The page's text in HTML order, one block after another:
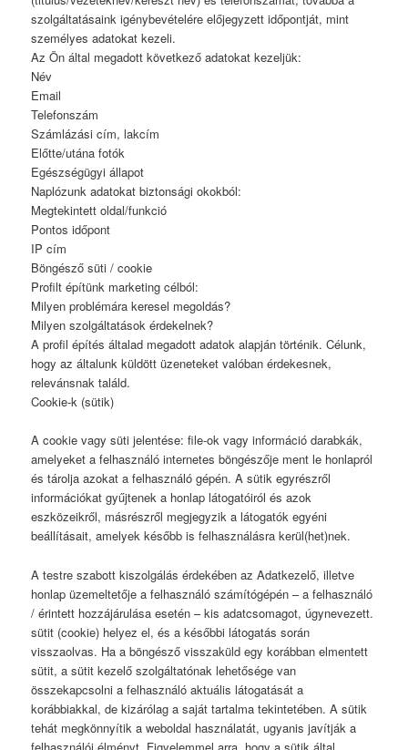
szolgáltatásaink igénybevételére előjegyzett időpontját, mint
személyes adatokat kezeli.
Az Ön által megadott következő adatokat kezeljük:
Név
Email
Telefonszám
Számlázási cím, lakcím
Előtte/utána fotók
Egészségügyi állapot
Naplózunk adatokat biztonsági okokból:
Megtekintett oldal/funkció
Pontos időpont
IP cím
Böngésző süti / cookie
Profilt építünk marketing célból:
Milyen problémára keresel megoldás?
Milyen szolgáltatások érdekelnek?
A profil építés általad megadott adatok alapján történik. Célunk,
hogy az általunk küldött üzeneteket valóban érdekesnek,
relevánsnak találd.
Cookie-k (sütik)
A cookie vagy süti jelentése: file-ok vagy információ darabkák,
amelyeket a felhasználó internetes böngészője ment le honlapról
és tárolja azokat a felhasználó gépén. A sütik egyrészről
információkat gyűjtenek a honlap látogatóiról és azok
eszközeikről, másrészről megjegyzik a látogatók egyéni
beállításait, amelyek később is felhasználásra kerül(het)nek.
A testre szabott kiszolgálás érdekében az Adatkezelő, illetve
honlap üzemeltetője a felhasználó számítógépén – a felhasználó
/ érintett hozzájárulása esetén – kis adatcsomagot, úgynevezett.
sütit (cookie) helyez el, és a későbbi látogatás során
visszaolvas. Ha a böngésző visszaküld egy korábban elmentett
sütit, a sütit kezelő szolgáltatónak lehetősége van
összekapcsolni a felhasználó aktuális látogatását a
korábbiakkal, de kizárólag a saját tartalma tekintetében. A sütik
tehát megkönnyítik a weboldal használatát, ugyanis javítják a
felhasználói élményt. Figyelemmel arra, hogy a sütik által